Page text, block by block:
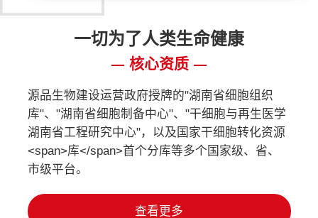
一切为了人类生命健康
核心资质
源品生物建设运营政府授牌的"湖南省细胞组织
库"、"湖南省细胞制备中心"、"干细胞与再生医学
湖南省工程研究中心"，以及国家干细胞转化资源
<span>库</span>首个分库等多个国家级、省、
市级平台。
查看更多